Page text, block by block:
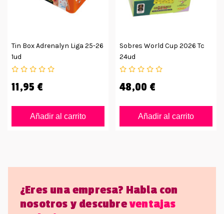
Tin Box Adrenalyn Liga 25-26
1ud
11,95 €
Añadir al carrito
Sobres World Cup 2026 Tc
24ud
48,00 €
Añadir al carrito
¿Eres una empresa? Habla con
nosotros y descubreventajas